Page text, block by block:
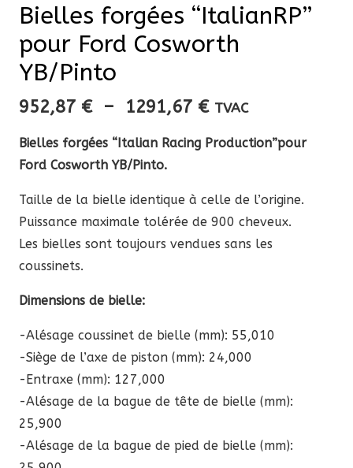
Bielles forgées “ItalianRP”
pour Ford Cosworth
YB/Pinto
952,87 € – 1291,67 €Plage
prix :
à
1291,67 €
TVAC
Bielles forgées “Italian Racing Production”pour
Ford Cosworth YB/Pinto.
Taille de la bielle identique à celle de l’origine.
Puissance maximale tolérée de 900 cheveux.
Les bielles sont toujours vendues sans les
coussinets.
Dimensions de bielle:
-Alésage coussinet de bielle (mm): 55,010
-Siège de l’axe de piston (mm): 24,000
-Entraxe (mm): 127,000
-Alésage de la bague de tête de bielle (mm):
25,900
-Alésage de la bague de pied de bielle (mm):